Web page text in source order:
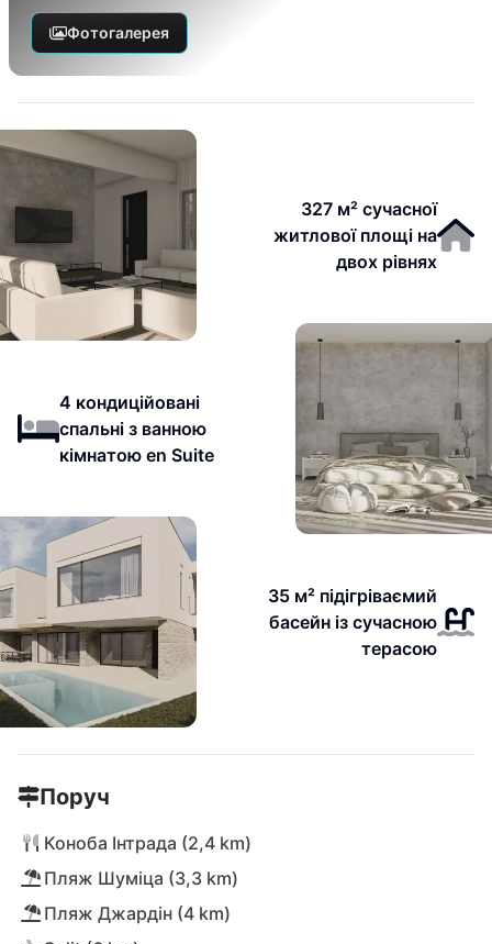
Фотогалерея
327 м² сучасної
житлової площі на
двох рівнях
4 кондиційовані
спальні з ванною
кімнатою en Suite
35 м² підігріваємий
басейн із сучасною
терасою
Поруч
Коноба Інтрада (2,4 km)
Пляж Шуміца (3,3 km)
Пляж Джардін (4 km)